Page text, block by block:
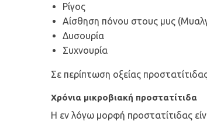
Ρίγος
Αίσθηση πόνου στους μυς
Δυσουρία
Συχνουρία
Σε περίπτωση οξείας
Χρόνια μικροβιακή προστατίτιδα
Η εν λόγω μορφή προστατίτιδας